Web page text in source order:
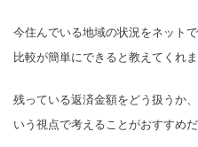
今住んでいる地域の状況をネット
比較が簡単にできると教えてくれま
残っている返済金額をどう扱うか
いう視点で考えることがおすすめだ